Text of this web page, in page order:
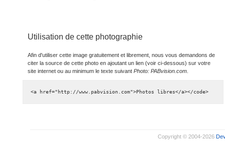
Utilisation de cette photographie
Afin d'utiliser cette image gratuitement et librement, nous vous demandons de
citer la source de cette photo en ajoutant un lien (voir ci-dessous) sur votre
site internet ou au minimum le texte suivant Photo: PABvision.com
<a href="http://www.pabvision.com">Photos libres</a></code>
Copyright © 2004-2026